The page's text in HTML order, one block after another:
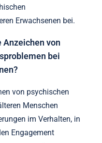
Erwachsenen bei.
von
bei
von psychischen
Menschen
im Verhalten, in
Engagement